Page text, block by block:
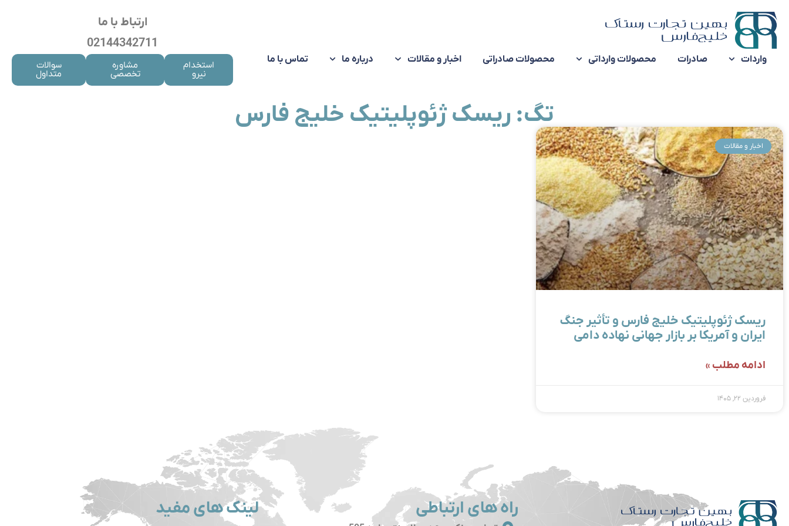
واردات صادرات محصولات وارداتی محصولات صادراتی اخبار و مقالات درباره ما تماس با ما
ارتباط با ما
02144342711
استخدام
نیرو
مشاوره
تخصصی
سوالات
متداول
تگ: ریسک ژئوپلیتیک خلیج فارس
اخبار و مقالات
ریسک ژئوپلیتیک خلیج فارس و تأثیر جنگ
ایران و آمریکا بر بازار جهانی نهاده دامی
ادامه مطلب »
فروردین ۲۲, ۱۴۰۵
راه های ارتباطی لینک های مفید